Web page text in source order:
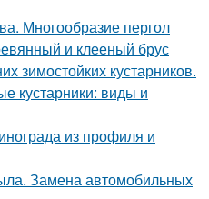
Многообразие пергол
и клееный брус
зимостойких кустарников.
кустарники: виды и
из профиля и
Замена автомобильных